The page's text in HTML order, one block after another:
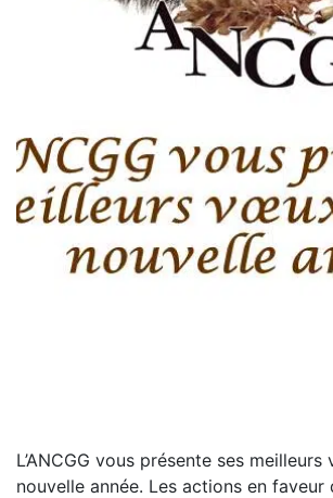
L’ANCGG vous présente ses
nouvelle année. Les actions en faveur